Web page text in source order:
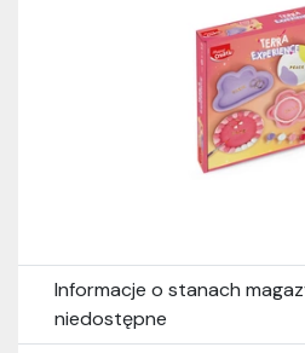
Informacje o stanach
niedostępne